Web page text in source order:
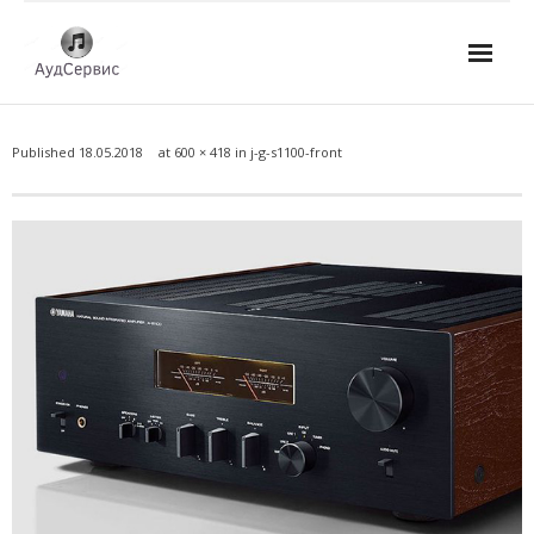
- Ремонт микшерных пультов и консолей
- Ремонт активной акустики
- Ремонт домашних кинотеатров
- Ремонт музыкальных центров
- Ремонт аудио для клубов, ресторанов, школ
- Изготовление усилителей
Published 18.05.2018 at 600 × 418 in j-g-s1100-front